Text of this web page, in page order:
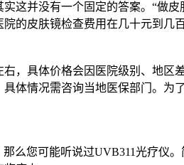
这并没有一个固定的答案。“做
的皮肤镜检查费用在几十元到几
，具体价格会因医院级别、地
体情况需咨询当地医保部门。
么您可能听说过UVB311光疗仪